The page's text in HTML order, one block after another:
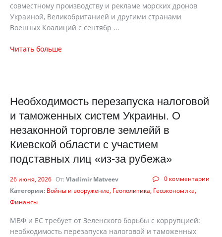
совместному производству и рекламе морских дронов
Украиной, Великобританией и другими странами
Военных Коалиций с сентябр ...
Читать больше
Необходимость перезапуска налоговой
и таможенных систем Украины. О
незаконной торговле землейй в
Киевской области с участием
подставных лиц «из-за рубежа»
0 комментарии
26 июня, 2026 От: Vladimir Matveev
Категории: Войны и вооружение Геополитика Геоэкономика
Финансы
МВФ и ЕС требует от Зеленского борьбы с коррупцией:
необходимость перезапуска налоговой и таможенных